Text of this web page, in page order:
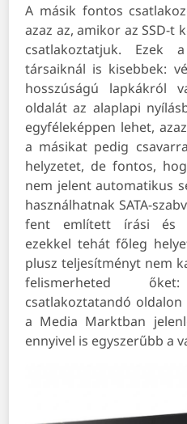
A másik fontos
azaz az, amikor az SSD-t
csatlakoztatjuk. Ezek
társaiknál is kisebbek:
hosszúságú lapkákról
oldalát az alaplapi
egyféleképpen lehet,
a másikat pedig
helyzetet, de fontos,
nem jelent automatikus
használhatnak SATA-
fent említett írási és
ezekkel tehát főleg
plusz teljesítményt nem
felismerheted
csatlakoztatandó
a Media Marktban
ennyivel is egyszerűbb a